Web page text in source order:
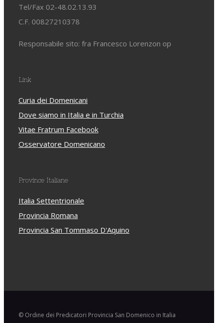
Tel/Fax 02-48.02.13.93
C.F. 00827210378
Responsabile sito: fra Francesco Lorenzon op
Link
Curia dei Domenicani
Dove siamo in Italia e in Turchia
Vitae Fratrum Facebook
Osservatore Domenicano
Province Italiane
Italia Settentrionale
Provincia Romana
Provincia San Tommaso D'Aquino
© Ordine dei Predicatori Provincia San Domenico in Italia